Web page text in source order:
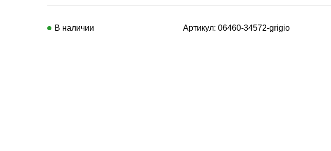
Артикул: 06460-34572-grigio
В наличии